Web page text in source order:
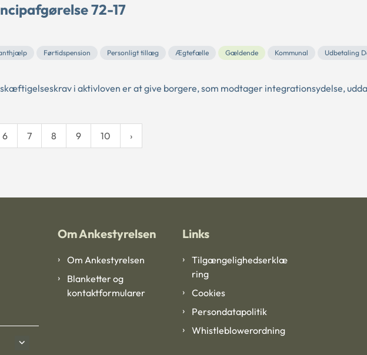
72-17
Førtidspension Personligt tillæg Ægtefælle Gældende Kommunal Udbetaling
i aktivloven er at give borgere, som modtager integrationsydelse,
6 7 8 9 10
Om Ankestyrelsen
Om Ankestyrelsen
Blanketter og
kontaktformularer
Links
Tilgængelighedserklæ
ring
Cookies
Persondatapolitik
Whistleblowerordning